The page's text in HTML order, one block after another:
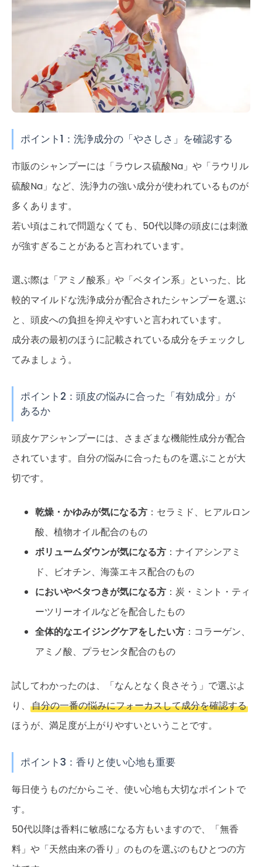
ポイント1：洗浄成分の「やさしさ」を確認する
市販のシャンプーには「ラウレス硫酸Na」や「ラウリル
硫酸Na」など、洗浄力の強い成分が使われているものが
多くあります。
若い頃はこれで問題なくても、50代以降の頭皮には刺激
が強すぎることがあると言われています。
選ぶ際は「アミノ酸系」や「ベタイン系」といった、比
較的マイルドな洗浄成分が配合されたシャンプーを選ぶ
と、頭皮への負担を抑えやすいと言われています。
成分表の最初のほうに記載されている成分をチェックし
てみましょう。
ポイント2：頭皮の悩みに合った「有効成分」が
あるか
頭皮ケアシャンプーには、さまざまな機能性成分が配合
されています。自分の悩みに合ったものを選ぶことが大
切です。
乾燥・かゆみが気になる方 ：セラミド、ヒアルロン
酸、植物オイル配合のもの
ボリュームダウンが気になる方 ：ナイアシンアミ
ド、ビオチン、海藻エキス配合のもの
においやベタつきが気になる方 ：炭・ミント・ティ
ーツリーオイルなどを配合したもの
全体的なエイジングケアをしたい方 ：コラーゲン、
アミノ酸、プラセンタ配合のもの
試してわかったのは、「なんとなく良さそう」で選ぶよ
り、 自分の一番の悩みにフォーカスして成分を確認する
ほうが、満足度が上がりやすいということです。
ポイント3：香りと使い心地も重要
毎日使うものだからこそ、使い心地も大切なポイントで
す。
50代以降は香料に敏感になる方もいますので、「無香
料」や「天然由来の香り」のものを選ぶのもひとつの方